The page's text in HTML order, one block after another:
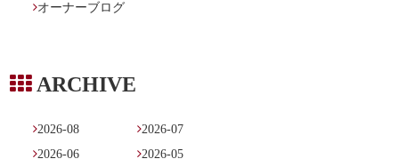
オーナーブログ
ARCHIVE
2026-08 2026-07
2026-06 2026-05